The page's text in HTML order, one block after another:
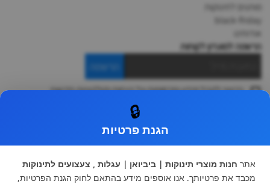
מותגים לתינוקות
black-friday
אודותינו
הרשמה למועדון לקוחות
הרשמה
ברצוני לקבל מידע ופרסומות על הנחות וקולקציות חדשות
עגלות וטיולונים
כיסא בטיחות ואביזרים
ריהוט לתינוקות
מצעים למיטת תינוק וטקסטיל
🔒
הגנת פרטיות
אתר חנות מוצרי תינוקות | ביביואן | עגלות , צעצועים לתינוקות
מכבד את פרטיותך. אנו אוספים מידע בהתאם לחוק הגנת הפרטיות,